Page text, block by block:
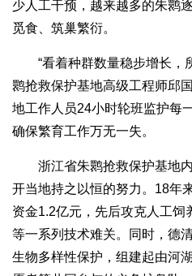
少人工干预，越来越多的朱鹮
觅食、筑巢繁衍。
“看着种群数量稳步增长，
鹮抢救保护基地高级工程师邱
地工作人员24小时轮班监护每
确保繁育工作万无一失。
浙江省朱鹮抢救保护基地内
开当地持之以恒的努力。18年
资金1.2亿元，先后攻克人工饲
等一系列技术难关。同时，德
生物多样性保护，组建起由河